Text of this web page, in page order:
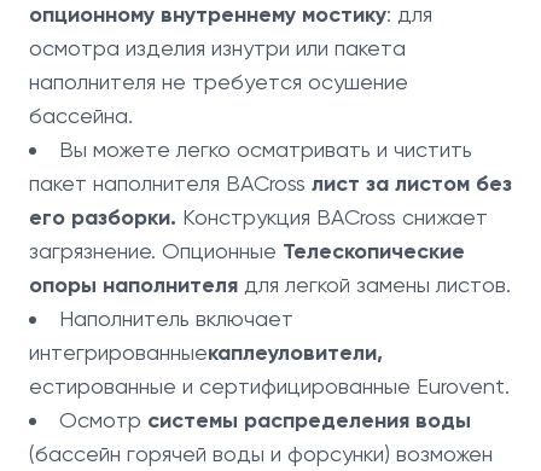
опционному внутреннему мостику: для
осмотра изделия изнутри или пакета
наполнителя не требуется осушение
бассейна.
Вы можете легко осматривать и чистить
пакет наполнителя BACross лист за листом без
его разборки. Конструкция BACross снижает
загрязнение. Опционные Телескопические
опоры наполнителя для легкой замены листов.
Наполнитель включает
интегрированныекаплеуловители,
естированные и сертифицированные Eurovent.
Осмотр системы распределения воды
(бассейн горячей воды и форсунки) возможен